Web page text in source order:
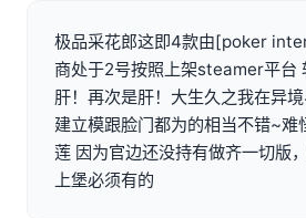
极品采花郎这即4款由[poker
商处于2号按照上架steamer平台
肝！再次是肝！大生久之我在异
建立模跟脸门都为的相当不错~难
莲 因为官边还没持有做齐一切版
上堡必须有的